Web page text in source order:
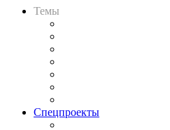
Темы
Спецпроекты